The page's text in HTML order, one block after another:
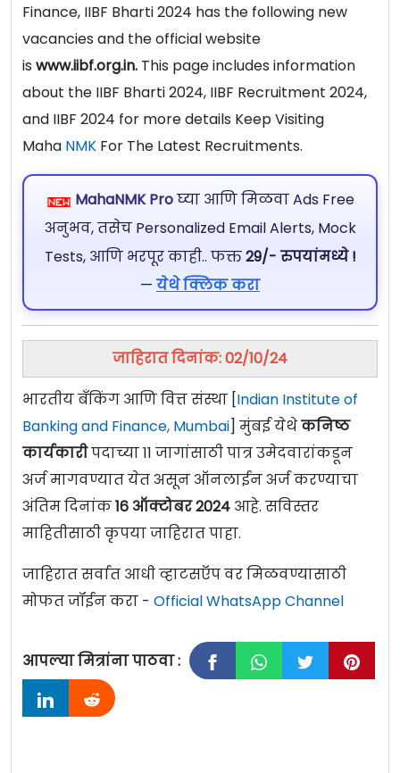
Finance, IIBF Bharti 2024 has the following new
vacancies and the official website
is www.iibf.org.in. This page includes information
about the IIBF Bharti 2024, IIBF Recruitment 2024,
and IIBF 2024 for more details Keep Visiting
Maha NMK For The Latest Recruitments.
MahaNMK Proघ्या आणि मिळवा Ads Free
अनुभव, तसेच Personalized Email Alerts, Mock
Tests, आणि भरपूर काही.. फक्त29/- रुपयांमध्ये !
— येथे क्लिक करा
जाहिरात दिनांक: 02/10/24
भारतीय बँकिंग आणि वित्त संस्था [Indian Institute of
Banking and Finance, Mumbai] मुंबई येथेकनिष्ठ
कार्यकारीपदाच्या 11 जागांसाठी पात्र उमेदवारांकडून
अर्ज मागवण्यात येत असून ऑनलाईन अर्ज करण्याचा
अंतिम दिनांक16 ऑक्टोबर2024 आहे. सविस्तर
माहितीसाठी कृपया जाहिरात पाहा.
जाहिरात सर्वात आधी व्हाटसऍप वर मिळवण्यासाठी
मोफत जॉईन करा - Official WhatsApp Channel
आपल्या मित्रांना पाठवा :